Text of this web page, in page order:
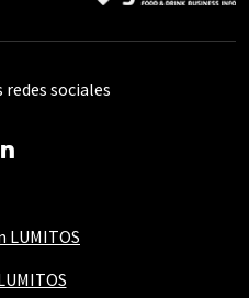
LUMITOS
redes sociales